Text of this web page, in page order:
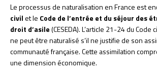
Le processus de naturalisation en France est
civilet le Code de l’entrée et du séjour des
droit d’asile(CESEDA). L’article 21-24 du Code
ne peut être naturalisé s’il ne justifie de son
communauté française. Cette assimilation
une dimension économique.